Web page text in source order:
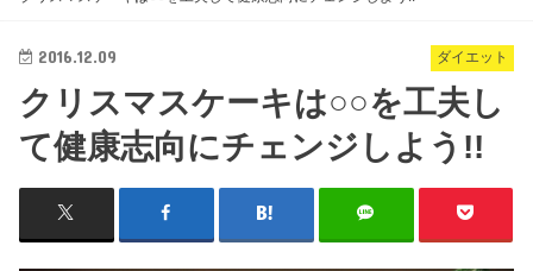
ダイエット
2016.12.09
クリスマスケーキは○○を工夫し
て健康志向にチェンジしよう!!